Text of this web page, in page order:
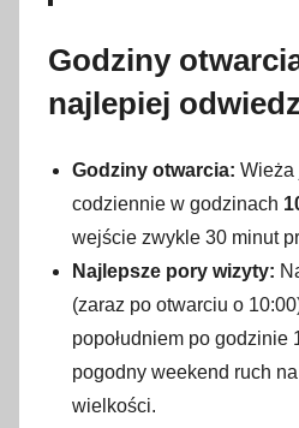
Godziny
najlepiej
Godziny otwarcia: Wieża
codziennie w godzinach
wejście zwykle 30 minut
Najlepsze pory wizyty:
(zaraz po otwarciu o
popołudniem po godzinie
pogodny weekend ruch
wielkości.